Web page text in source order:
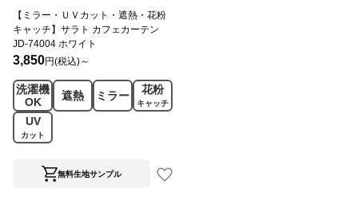
【ミラー・ＵＶカット・遮熱・花粉
キャッチ】サラト カフェカーテン
JD-74004 ホワイト
3,850円(税込)～
洗濯機
OK
遮熱 ミラー 花粉
キャッチ
UV
カット
無料生地サンプル